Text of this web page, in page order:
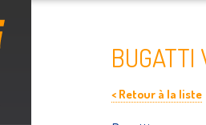
BUGATTI
< Retour à la liste